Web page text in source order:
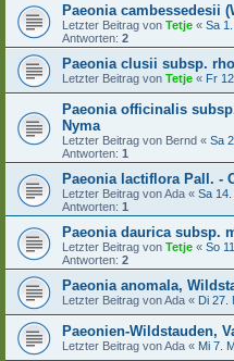
Paeonia cambessedesii
Letzter Beitrag von Tetje « Sa
Antworten: 2
Paeonia clusii subsp.
Letzter Beitrag von Tetje « Fr
Paeonia officinalis
Nyma
Letzter Beitrag von Bernd « Sa
Antworten: 1
Paeonia lactiflora Pall. -
Letzter Beitrag vonAda « Sa
Antworten: 1
Paeonia daurica subsp.
Letzter Beitrag von Tetje « So
Antworten: 2
Paeonia anomala,
Letzter Beitrag vonAda « Di 27.
Paeonien-Wildstauden,
Letzter Beitrag vonAda « Mi 7.